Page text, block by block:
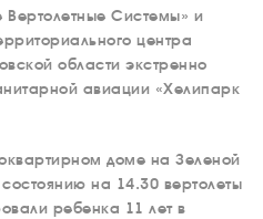
Вертолетные Системы» и
центра
области экстренно
авиации «Хелипарк
доме на Зеленой
на 14.30 вертолеты
ребенка 11 лет в